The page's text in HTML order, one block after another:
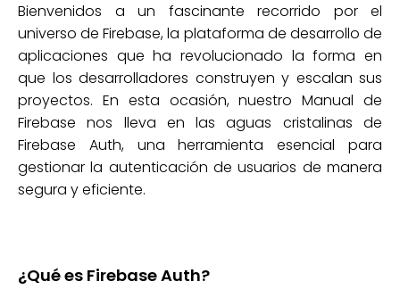
Bienvenidos a un fascinante recorrido por el
universo de Firebase, la plataforma de desarrollo de
aplicaciones que ha revolucionado la forma en
que los desarrolladores construyen y escalan sus
proyectos. En esta ocasión, nuestro Manual de
Firebase nos lleva en las aguas cristalinas de
Firebase Auth, una herramienta esencial para
gestionar la autenticación de usuarios de manera
segura y eficiente.
¿Qué es Firebase Auth?